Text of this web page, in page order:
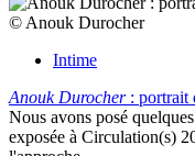
© Anouk Durocher
Intime
Anouk Durocher: portrait
Nous avons posé
exposée à Circulation(s)